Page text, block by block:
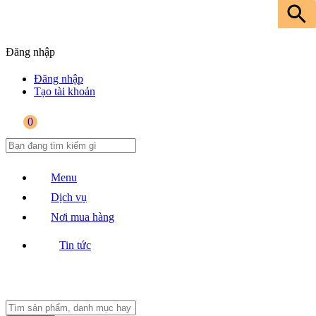
Đăng nhập
Đăng nhập
Tạo tài khoản
0
Menu
Dịch vụ
Nơi mua hàng
Tin tức